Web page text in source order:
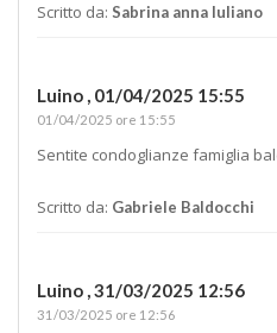
Scritto da: Sabrina anna Iuliano
Luino , 01/04/2025 15:55
01/04/2025 ore 15:55
Sentite condoglianze famiglia
Scritto da: Gabriele Baldocchi
Luino ,31/03/2025 12:56
31/03/2025 ore 12:56